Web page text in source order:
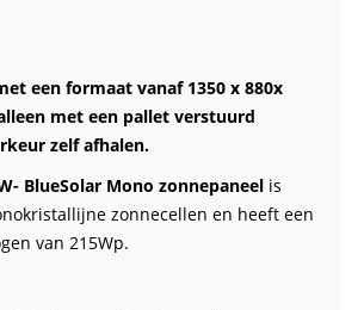
een formaat vanaf 1350 x 880x
met een pallet verstuurd
zelf afhalen.
BlueSolar Mono zonnepaneel is
zonnecellen en heeft een
van 215Wp.